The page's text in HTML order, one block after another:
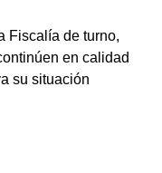
Fiscalía de turno,
en calidad
su situación